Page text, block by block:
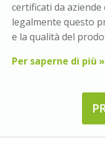
certificati da
legalmente questo
e la qualità del
Per saperne di più »